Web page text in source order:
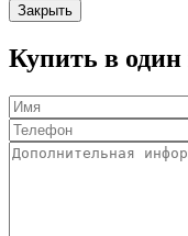
Закрыть
Купить в